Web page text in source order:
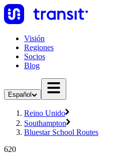
Visión
Regiones
Socios
Blog
Español
Reino Unido
Southampton
Bluestar School Routes
620